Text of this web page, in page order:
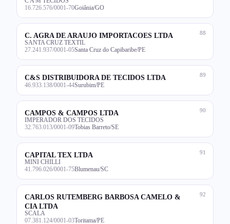
16.726.576/0001-70Goiânia/GO
88
C. AGRA DE ARAUJO IMPORTACOES LTDA
SANTA CRUZ TEXTIL
27.241.937/0001-05Santa Cruz do Capibaribe/PE
89
C&S DISTRIBUIDORA DE TECIDOS LTDA
46.933.138/0001-44Surubim/PE
90
CAMPOS & CAMPOS LTDA
IMPERADOR DOS TECIDOS
32.763.013/0001-09Tobias Barreto/SE
91
CAPITAL TEX LTDA
MINI CHILLI
41.796.026/0001-75Blumenau/SC
92
CARLOS RUTEMBERG BARBOSA CAMELO &
CIA LTDA
SCALA
07.381.124/0001-03Toritama/PE